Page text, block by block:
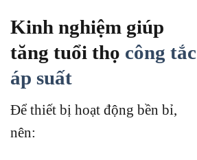
Kinh nghiệm giúp
tăng tuổi thọ công tắc
áp suất
Để thiết bị hoạt động bền bỉ,
nên: